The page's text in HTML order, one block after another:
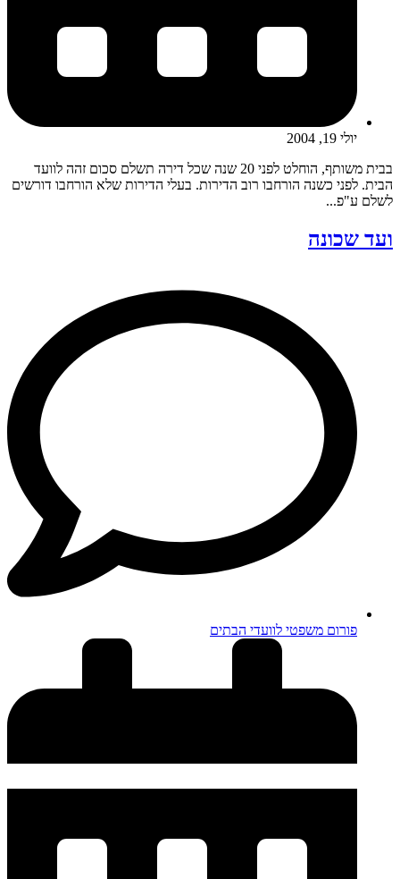
יולי 19, 2004
בבית משותף, הוחלט לפני 20 שנה שכל דירה תשלם סכום זהה לוועד
הבית. לפני כשנה הורחבו רוב הדירות. בעלי הדירות שלא הורחבו דורשים
לשלם ע"פ...
ועד שכונה
פורום משפטי לוועדי הבתים